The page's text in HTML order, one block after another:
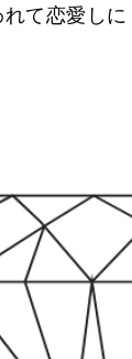
て恋愛し